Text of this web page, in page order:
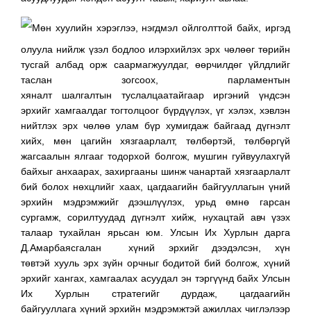
Мөн хуулийн хэрэглээ, нэгдмэл ойлголттой байх, иргэд
олуула нийлж үзэл бодлоо илэрхийлэх эрх чөлөөг төрийн
тусгай албад орж саармагжуулдаг, өөрчилдөг үйлдлийг
таслан зогсоох, парламентын
хяналт шалгалтын туслалцаатайгаар иргэний үндсэн
эрхийг хамгаалдаг тогтолцоог бүрдүүлэх, үг хэлэх, хэвлэн
нийтлэх эрх чөлөө улам бүр хумигдаж байгаад дүгнэлт
хийх, мөн цагийн хязгаарлалт, төлбөртэй, төлбөргүй
жагсаалын ялгааг тодорхой болгож, мушгин гуйвуулахгүй
байхыг анхаарах, захиргааны шинж чанартай хязгаарлалт
бий болох нөхцлийг хаах, цагдаагийн байгууллагын үний
эрхийн мэдрэмжийг дээшлүүлэх, урьд өмнө гарсан
сургамж, сорилтуудад дүгнэлт хийж, нухацтай авч үзэх
талаар тухайлан ярьсан юм. Улсын Их Хурлын дарга
Д.Амарбаясгалан хүний эрхийг дээдэлсэн, хүн
төвтэй хууль эрх зүйн орчныг бодитой бий болгож, хүний
эрхийг хангах, хамгаалах асуудал эн тэргүүнд байх Улсын
Их Хурлын стратегийг дурдаж, цагдаагийн
байгууллага хүний эрхийн мэдрэмжтэй ажиллах чиглэлээр